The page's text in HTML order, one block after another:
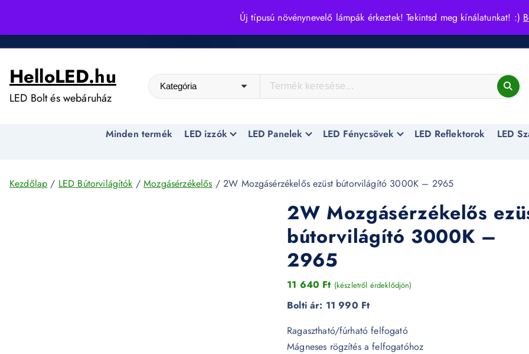
Új típusú növénynevelő lámpák érkeztek! Tekintsd meg kínálatunkat! :)
i
HelloLED.hu
LED Bolt és webáruház
Minden termék LED izzók LED Panelek LED Fénycsövek LED Reflektorok LED
Kezdőlap / LED Bútorvilágítók /Mozgásérzékelős / 2W Mozgásérzékelős ezüst bútorvilágító 3000K – 2965
2W Mozgásérzékelős
bútorvilágító 3000K –
2965
11 640 Ft (készletről érdeklődjön)
Bolti ár: 11 990 Ft
Ragasztható/fúrható felfogató
Mágneses rögzítés a felfogatóhoz